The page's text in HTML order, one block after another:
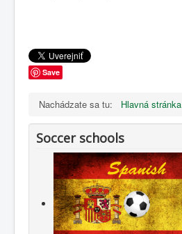
Save
Nachádzate sa tu: Hlavná stránka
Soccer schools